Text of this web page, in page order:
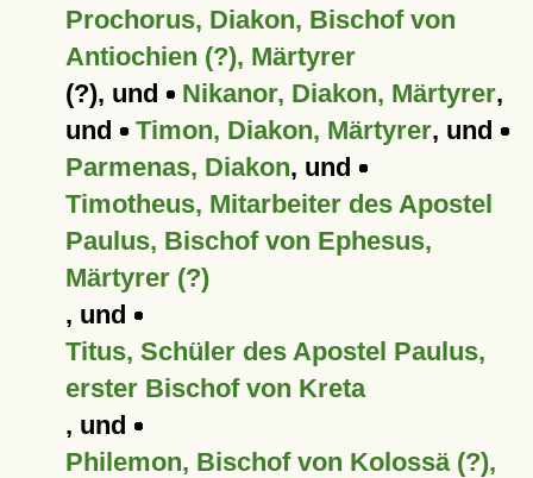
Prochorus, Diakon, Bischof von
Antiochien (?), Märtyrer
(?), und
Nikanor, Diakon, Märtyrer,
und
Timon, Diakon, Märtyrer, und
Parmenas, Diakon, und
Timotheus, Mitarbeiter des Apostel
Paulus, Bischof von Ephesus,
Märtyrer (?)
, und
Titus, Schüler des Apostel Paulus,
erster Bischof von Kreta
, und
Philemon, Bischof von Kolossä (?),